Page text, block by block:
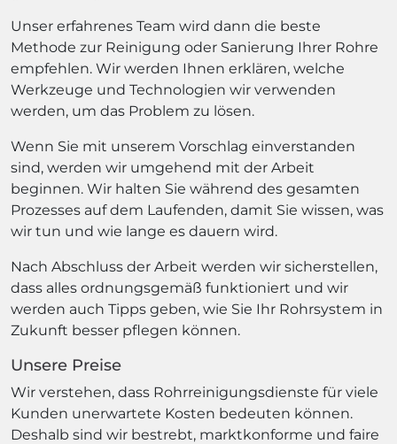
Unser erfahrenes Team wird dann die beste
Methode zur Reinigung oder Sanierung Ihrer Rohre
empfehlen. Wir werden Ihnen erklären, welche
Werkzeuge und Technologien wir verwenden
werden, um das Problem zu lösen.
Wenn Sie mit unserem Vorschlag einverstanden
sind, werden wir umgehend mit der Arbeit
beginnen. Wir halten Sie während des gesamten
Prozesses auf dem Laufenden, damit Sie wissen, was
wir tun und wie lange es dauern wird.
Nach Abschluss der Arbeit werden wir sicherstellen,
dass alles ordnungsgemäß funktioniert und wir
werden auch Tipps geben, wie Sie Ihr Rohrsystem in
Zukunft besser pflegen können.
Unsere Preise
Wir verstehen, dass Rohrreinigungsdienste für viele
Kunden unerwartete Kosten bedeuten können.
Deshalb sind wir bestrebt, marktkonforme und faire